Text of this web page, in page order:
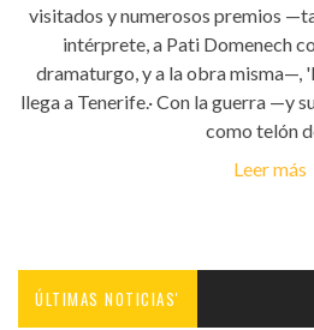
visitados y numerosos premios
intérprete, a Pati Domenech
dramaturgo, y a la obra misma—,
llega a Tenerife.· Con la guerra —y
como telón
Leer más
ÚLTIMAS NOTICIAS'